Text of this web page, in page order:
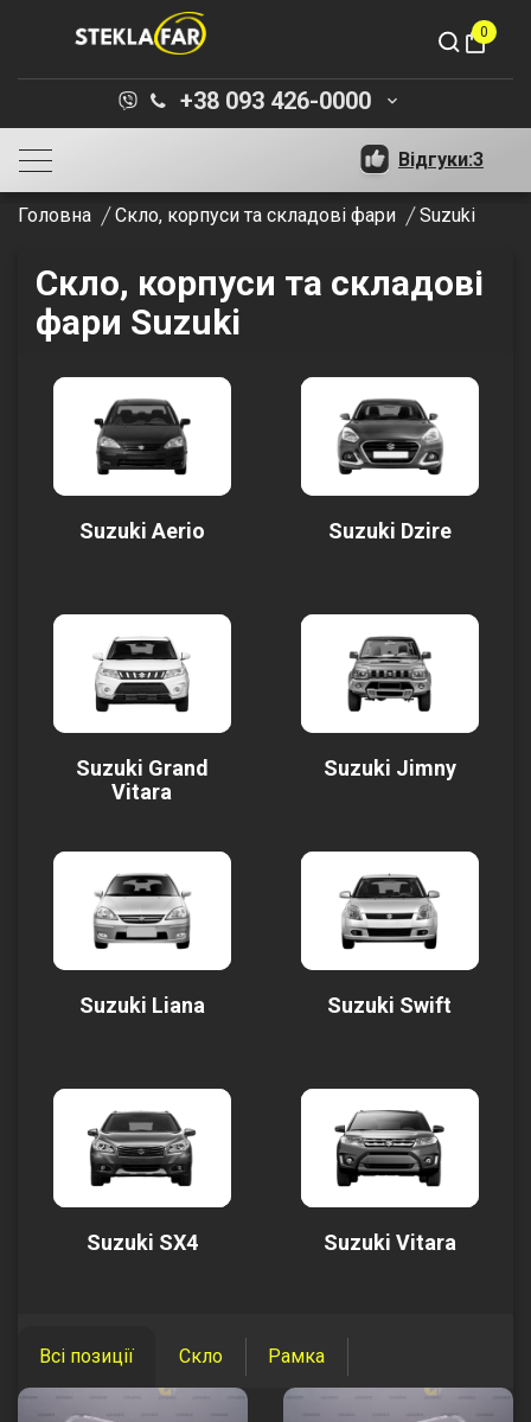
shopping_bag
0
+38 093 426-0000 keyboard_arrow_down
Відгуки:3
Головна Скло, корпуси та складові фари Suzuki
Скло, корпуси та складові
фари Suzuki
Suzuki Aerio Suzuki Dzire
Suzuki Grand
Vitara
Suzuki Jimny
Suzuki Liana Suzuki Swift
Suzuki SX4 Suzuki Vitara
Всі позиції Скло Рамка